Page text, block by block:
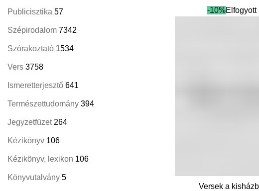
Publicisztika 57
Szépirodalom 7342
Szórakoztató 1534
Vers 3758
Ismeretterjesztő 641
Természettudomány 394
Jegyzetfüzet 264
Kézikönyv 106
Kézikönyv, lexikon 106
Könyvutalvány 5
-10%Elfogyott
TOVÁBB
Versek a